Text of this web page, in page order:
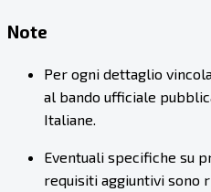
Note
Per ogni dettaglio
al bando ufficiale
Italiane.
Eventuali specifiche su
requisiti aggiuntivi sono